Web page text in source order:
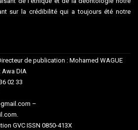
sur la crédibilité qui a toujours été notre
de publication : Mohamed WAGUE
Awa DIA
02 33
–
GVC ISSN 0850-413X